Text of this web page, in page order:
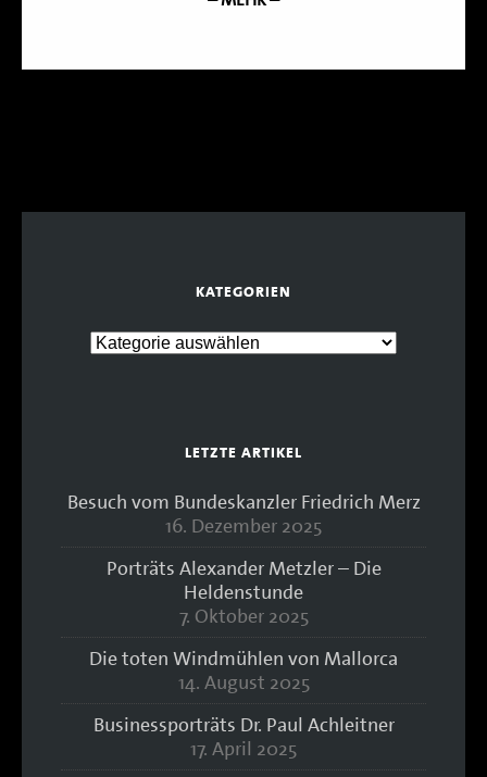
KATEGORIEN
LETZTE ARTIKEL
Besuch vom Bundeskanzler Friedrich Merz
16. Dezember 2025
Porträts Alexander Metzler – Die
Heldenstunde
7. Oktober 2025
Die toten Windmühlen von Mallorca
14. August 2025
Businessporträts Dr. Paul Achleitner
17. April 2025